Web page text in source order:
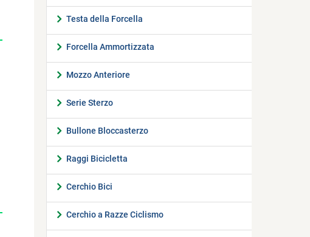
Testa della Forcella
Forcella Ammortizzata
Mozzo Anteriore
Serie Sterzo
Bullone Bloccasterzo
Raggi Bicicletta
Cerchio Bici
Cerchio a Razze Ciclismo